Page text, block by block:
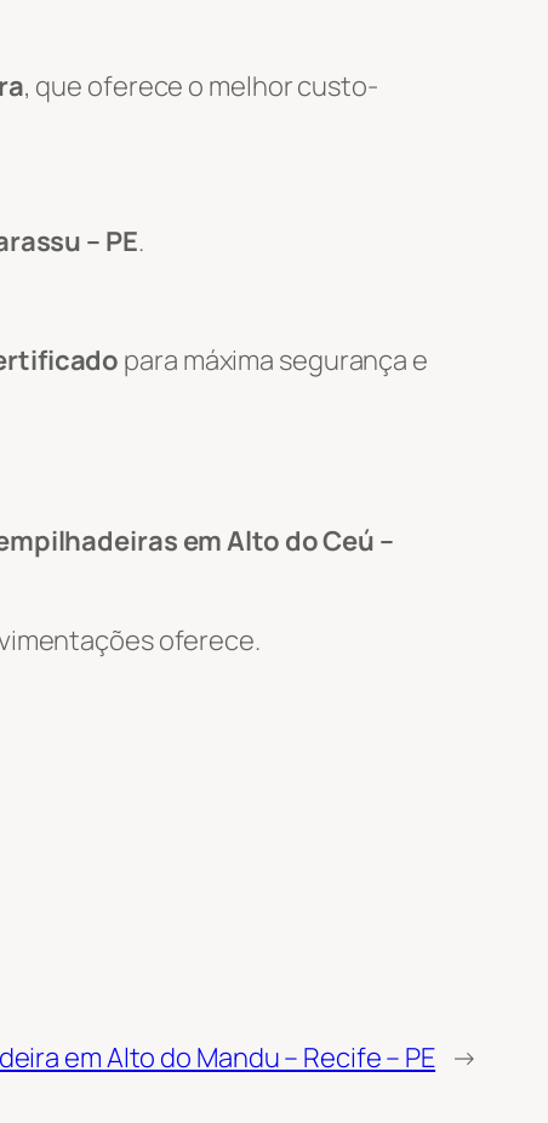
, que oferece o melhor custo-
– PE.
para máxima segurança e
em Alto do Ceú –
oferece.
em Alto do Mandu – Recife – PE →